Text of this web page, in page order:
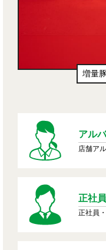
増量
アル
店舗ア
正社
正社員